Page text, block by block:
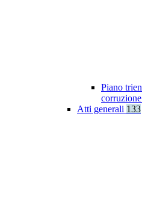
Piano
Atti generali 133